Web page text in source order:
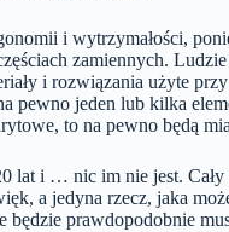
i wytrzymałości,
zamiennych.
i rozwiązania użyte
pewno jeden lub kilka
to na pewno będą
lat i … nic im nie jest.
a jedyna rzecz, jaka
prawdopodobnie